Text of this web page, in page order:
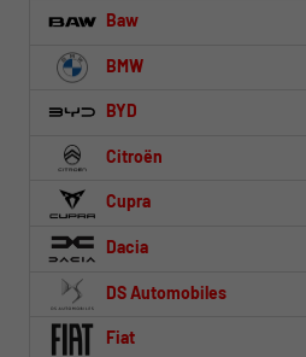
Baw
BMW
BYD
Citroën
Cupra
Dacia
DS Automobiles
Fiat